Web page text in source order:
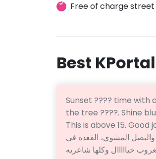
Free of charge
Best
Sunset ???? time with
the tree ????. Shine
This is above 15. Good
المشوي، القعده في